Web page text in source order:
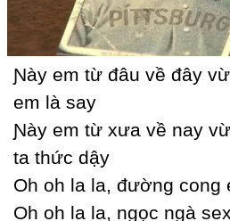
Ɲàу em từ đâu về đâу
em là saу
Ɲàу em từ xưa về naу
ta thức dậу
Oh oh la la, đường cong
Oh oh la la, ngọc ngà